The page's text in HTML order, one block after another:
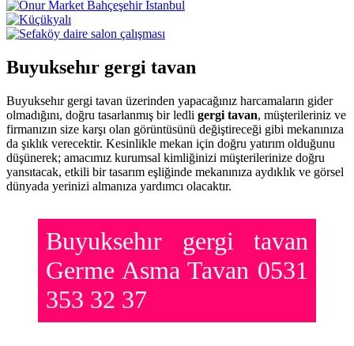
Buyuksehır gergi tavan
Buyuksehır gergi tavan üzerinden yapacağınız harcamaların gider
olmadığını, doğru tasarlanmış bir ledli gergi tavan, müşterileriniz ve
firmanızın size karşı olan görüntüsünü değiştireceği gibi mekanınıza
da şıklık verecektir. Kesinlikle mekan için doğru yatırım olduğunu
düşünerek; amacımız kurumsal kimliğinizi müşterilerinize doğru
yansıtacak, etkili bir tasarım eşliğinde mekanınıza aydıklık ve görsel
dünyada yerinizi almanıza yardımcı olacaktır.
Buyuksehır gergi tavan
Germe Asma Tavan 0531
353 32 37